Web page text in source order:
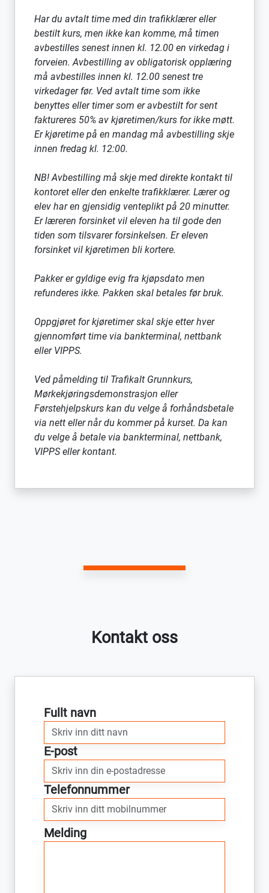
Har du avtalt time med din trafikklærer eller
bestilt kurs, men ikke kan komme, må timen
avbestilles senest innen kl. 12.00 en virkedag i
forveien. Avbestilling av obligatorisk opplæring
må avbestilles innen kl. 12.00 senest tre
virkedager før. Ved avtalt time som ikke
benyttes eller timer som er avbestilt for sent
faktureres 50% av kjøretimen/kurs for ikke møtt.
Er kjøretime på en mandag må avbestilling skje
innen fredag kl. 12:00.
NB! Avbestilling må skje med direkte kontakt til
kontoret eller den enkelte trafikklærer. Lærer og
elev har en gjensidig venteplikt på 20 minutter.
Er læreren forsinket vil eleven ha til gode den
tiden som tilsvarer forsinkelsen. Er eleven
forsinket vil kjøretimen bli kortere.
Pakker er gyldige evig fra kjøpsdato men
refunderes ikke. Pakken skal betales før bruk.
Oppgjøret for kjøretimer skal skje etter hver
gjennomført time via bankterminal, nettbank
eller VIPPS.
Ved påmelding til Trafikalt Grunnkurs,
Mørkekjøringsdemonstrasjon eller
Førstehjelpskurs kan du velge å forhåndsbetale
via nett eller når du kommer på kurset. Da kan
du velge å betale via bankterminal, nettbank,
VIPPS eller kontant.
Kontakt oss
Fullt navn
E-post
Telefonnummer
Melding